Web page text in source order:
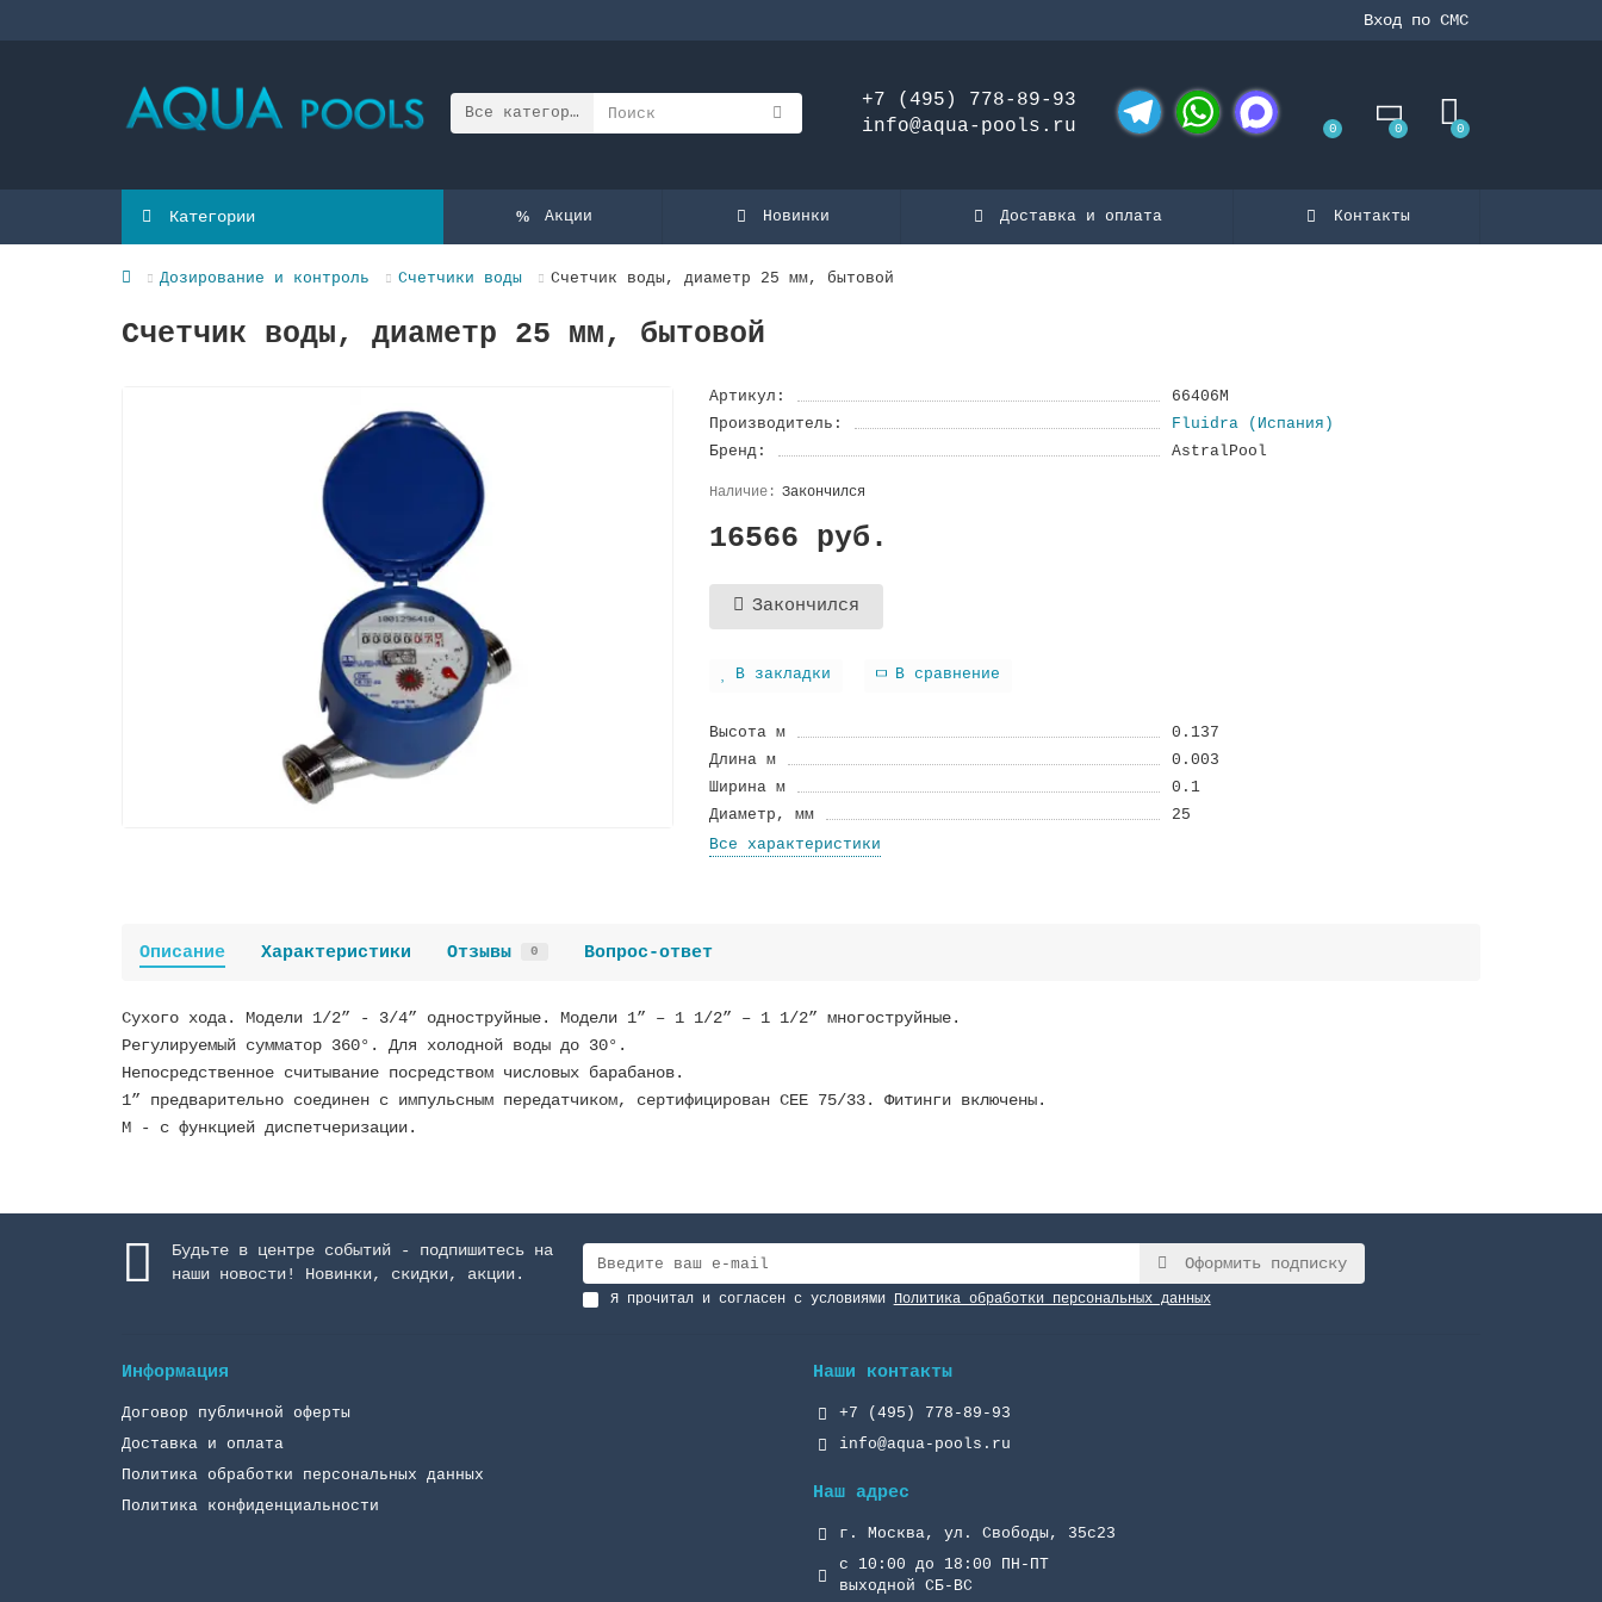
Вход по СМС
Все категории
+7 (495) 778-89-93
info@aqua-pools.ru
0 0 0
Категории Акции Новинки Доставка и оплата Контакты
Дозирование и контроль Счетчики воды Счетчик воды, диаметр 25 мм, бытовoй
Счетчик воды, диаметр 25 мм, бытовoй
Артикул:
66406M
Производитель:
Fluidra (Испания)
Бренд:
AstralPool
Закончился
16566 руб.
Закончился
В закладки В сравнение
Высота м
0.137
Длина м
0.003
Ширина м
0.1
Диаметр, мм
25
Все характеристики
Описание Характеристики Отзывы 0 Вопрос-ответ
Сухого хода. Модели 1/2” - 3/4” одноструйные. Модели 1” – 1 1/2” – 1 1/2” многоструйные.
Регулируемый сумматор 360°. Для холодной воды до 30°.
Непосредственное считывание посредством числовых барабанов.
1” предварительно соединен с импульсным передатчиком, сертифицирован СEE 75/33. Фитинги включены.
М - с функцией диспетчеризации.
Будьте в центре событий - подпишитесь на
наши новости! Новинки, скидки, акции.
Оформить подписку
Я прочитал и согласен с условиями Политика обработки персональных данных
Информация
Договор публичной оферты
Доставка и оплата
Политика обработки персональных данных
Политика конфиденциальности
Наши контакты
+7 (495) 778-89-93
info@aqua-pools.ru
Наш адрес
г. Москва, ул. Свободы, 35с23
с 10:00 до 18:00 ПН-ПТ
выходной СБ-ВС